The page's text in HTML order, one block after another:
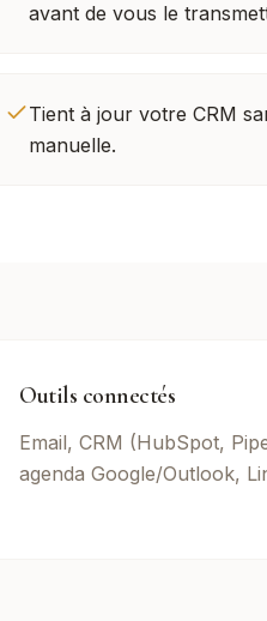
avant de vous le
Tient à jour votre CRM
manuelle.
Outils connectés
Email, CRM (HubSpot,
agenda Google/Outlook,